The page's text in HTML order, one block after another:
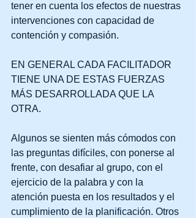
tener en cuenta los efectos de nuestras
intervenciones con capacidad de
contención y compasión.
EN GENERAL CADA FACILITADOR
TIENE UNA DE ESTAS FUERZAS
MÁS DESARROLLADA QUE LA
OTRA.
Algunos se sienten más cómodos con
las preguntas difíciles, con ponerse al
frente, con desafiar al grupo, con el
ejercicio de la palabra y con la
atención puesta en los resultados y el
cumplimiento de la planificación. Otros